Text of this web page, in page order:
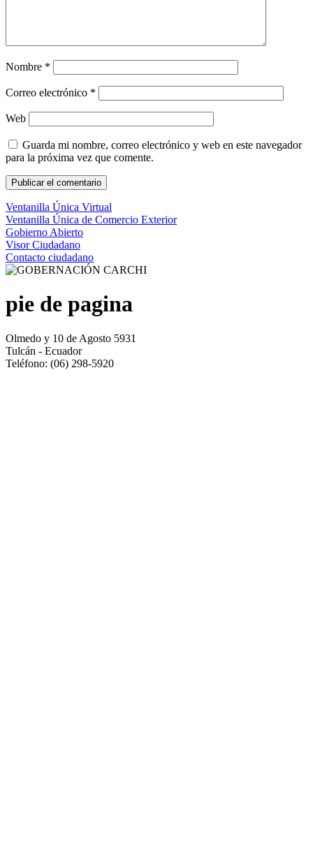
Nombre *
Correo electrónico *
Web
Guarda mi nombre, correo electrónico y web en este navegador
para la próxima vez que comente.
Ventanilla Única Virtual
Ventanilla Única de Comercio Exterior
Gobierno Abierto
Visor Ciudadano
Contacto ciudadano
pie de pagina
Olmedo y 10 de Agosto 5931
Tulcán - Ecuador
Teléfono: (06) 298-5920